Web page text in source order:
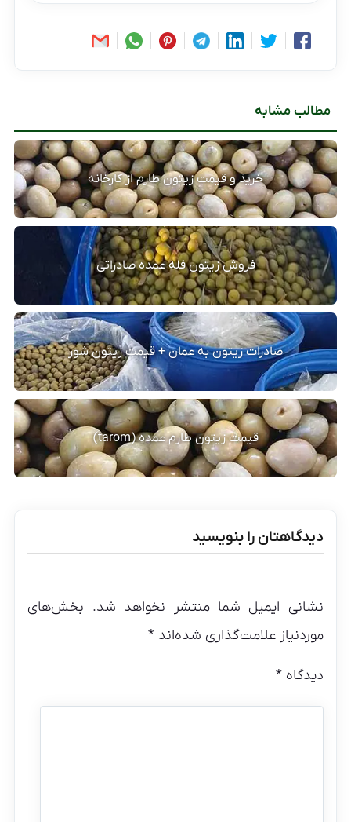
مطالب مشابه
خرید و قیمت زیتون طارم از کارخانه
فروش زیتون فله عمده صادراتی
صادرات زیتون به عمان + قیمت زیتون شور
قیمت زیتون طارم عمده (tarom)
دیدگاهتان را بنویسید
نشانی ایمیل شما منتشر نخواهد شد. بخش‌های
موردنیاز علامت‌گذاری شده‌اند*
دیدگاه*